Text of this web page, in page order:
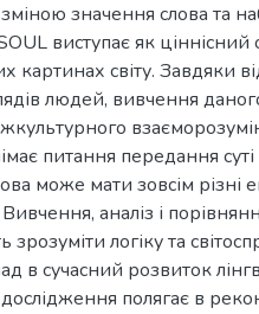
значення слова та
виступає як ціннісний
картинах світу.
людей, вивчення
питання передання
може мати зовсім різні
Вивчення, аналіз і
логіку та
в сучасний розвиток
полягає в